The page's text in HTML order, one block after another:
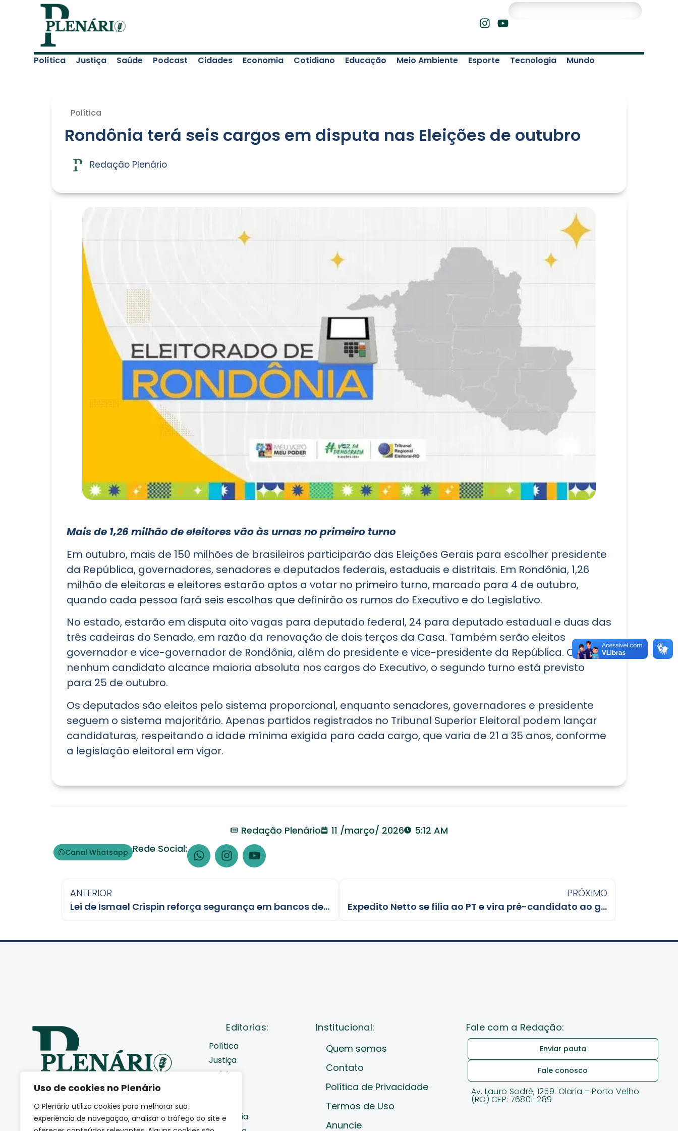
Uso de cookies no Plenário
O Plenário utiliza cookies para melhorar sua
experiência de navegação, analisar o tráfego do site e
Política Justiça Saúde Podcast Cidades Economia Cotidiano Educação Meio Ambiente Esporte Tecnologia Mundo
Política
Rondônia terá seis cargos em disputa nas Eleições de outubro
Redação Plenário
Mais de 1,26 milhão de eleitores vão às urnas no primeiro turno
Em outubro, mais de 150 milhões de brasileiros participarão das Eleições Gerais para escolher presidente
da República, governadores, senadores e deputados federais, estaduais e distritais. Em Rondônia, 1,26
milhão de eleitoras e eleitores estarão aptos a votar no primeiro turno, marcado para 4 de outubro,
quando cada pessoa fará seis escolhas que definirão os rumos do Executivo e do Legislativo.
No estado, estarão em disputa oito vagas para deputado federal, 24 para deputado estadual e duas das
três cadeiras do Senado, em razão da renovação de dois terços da Casa. Também serão eleitos
governador e vice-governador de Rondônia, além do presidente e vice-presidente da República. Caso
nenhum candidato alcance maioria absoluta nos cargos do Executivo, o segundo turno está previsto
para 25 de outubro.
Os deputados são eleitos pelo sistema proporcional, enquanto senadores, governadores e presidente
seguem o sistema majoritário. Apenas partidos registrados no Tribunal Superior Eleitoral podem lançar
candidaturas, respeitando a idade mínima exigida para cada cargo, que varia de 21 a 35 anos, conforme
a legislação eleitoral em vigor.
Redação Plenário 11 /março/ 2026 5:12 AM
Canal Whatsapp Rede Social:
ANTERIOR
Lei de Ismael Crispin reforça segurança em bancos de Rondônia
PRÓXIMO
Expedito Netto se filia ao PT e vira pré-candidato ao governo de Rondônia
Somos uma agência de
jornalismo autoral que
Editorias:
Política
Justiça
Saúde
Economia
Institucional:
Quem somos
Contato
Política de Privacidade
Termos de Uso
Anuncie
Fale com a Redação:
Enviar pauta
Fale conosco
Av. Lauro Sodré, 1259. Olaria – Porto Velho
(RO) CEP: 76801-289